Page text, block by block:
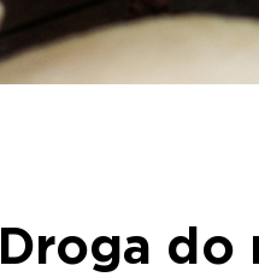
Droga do